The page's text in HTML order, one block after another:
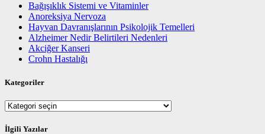
Bağışıklık Sistemi ve Vitaminler
Anoreksiya Nervoza
Hayvan Davranışlarının Psikolojik Temelleri
Alzheimer Nedir Belirtileri Nedenleri
Akciğer Kanseri
Crohn Hastalığı
Kategoriler
Kategoriler
İlgili Yazılar